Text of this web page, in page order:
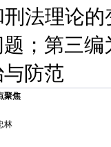
法理论
；第三
防范
聚焦
林